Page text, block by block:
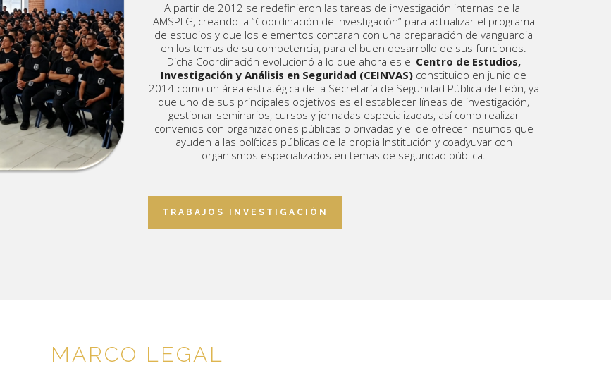
A partir de 2012 se redefinieron las tareas de investigación internas de la
AMSPLG, creando la “Coordinación de Investigación” para actualizar el programa
de estudios y que los elementos contaran con una preparación de vanguardia
en los temas de su competencia, para el buen desarrollo de sus funciones.
Dicha Coordinación evolucionó a lo que ahora es el Centro de Estudios,
Investigación y Análisis en Seguridad (CEINVAS) constituido en junio de
2014 como un área estratégica de la Secretaría de Seguridad Pública de León, ya
que uno de sus principales objetivos es el establecer líneas de investigación,
gestionar seminarios, cursos y jornadas especializadas, así como realizar
convenios con organizaciones públicas o privadas y el de ofrecer insumos que
ayuden a las políticas públicas de la propia Institución y coadyuvar con
organismos especializados en temas de seguridad pública.
TRABAJOS INVESTIGACIÓN
MARCO LEGAL